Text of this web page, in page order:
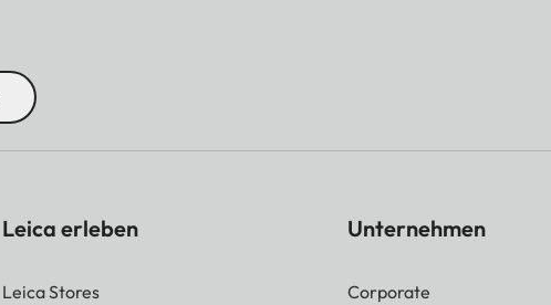
Leica erleben
Leica Stores
Unternehmen
Corporate